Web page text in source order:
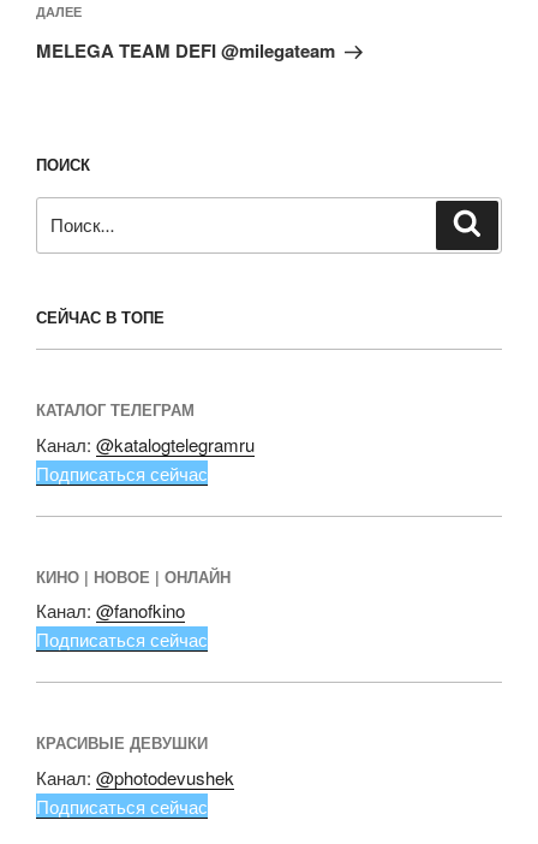
Следующая
запись
ДАЛЕЕ
MELEGA TEAM DEFI @milegateam
ПОИСК
СЕЙЧАС В ТОПЕ
КАТАЛОГ ТЕЛЕГРАМ
Канал: @katalogtelegramru
Подписаться сейчас
КИНО | НОВОЕ | ОНЛАЙН
Канал: @fanofkino
Подписаться сейчас
КРАСИВЫЕ ДЕВУШКИ
Канал: @photodevushek
Подписаться сейчас